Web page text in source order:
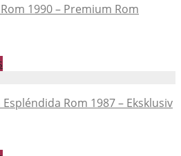
1990 – Premium Rom
Rom 1987 – Eksklusiv